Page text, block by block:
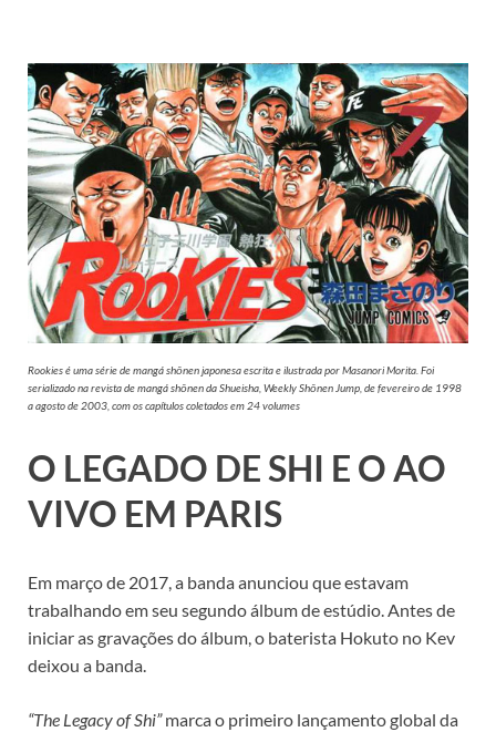
Rookies é uma série de mangá shōnen japonesa escrita e ilustrada por Masanori Morita. Foi
serializado na revista de mangá shōnen da Shueisha, Weekly Shōnen Jump, de fevereiro de 1998
a agosto de 2003, com os capítulos coletados em 24 volumes
O LEGADO DE SHI E O AO
VIVO EM PARIS
Em março de 2017, a banda anunciou que estavam
trabalhando em seu segundo álbum de estúdio. Antes de
iniciar as gravações do álbum, o baterista Hokuto no Kev
deixou a banda.
“The Legacy of Shi”marca o primeiro lançamento global da